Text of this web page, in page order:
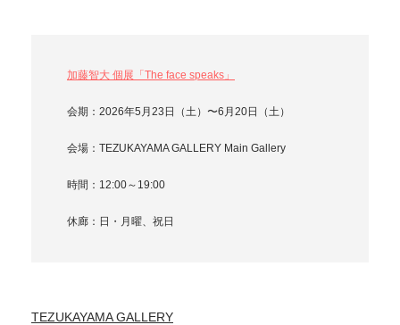
加藤智大 個展「The face speaks」
会期：2026年5月23日（土）〜6月20日（土）
会場：TEZUKAYAMA GALLERY Main Gallery
時間：12:00～19:00
休廊：日・月曜、祝日
TEZUKAYAMA GALLERY